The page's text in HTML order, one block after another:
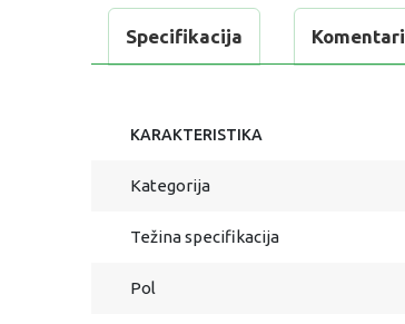
Specifikacija Komentari
KARAKTERISTIKA
Kategorija
Težina specifikacija
Pol